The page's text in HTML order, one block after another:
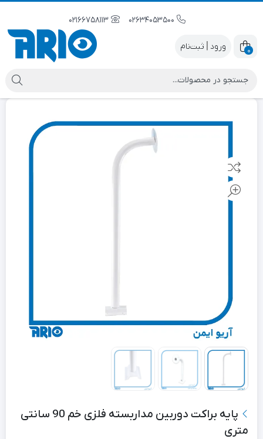
0
|
پایه براکت دوربین مداربسته فلزی خم 90 سانتی
متری